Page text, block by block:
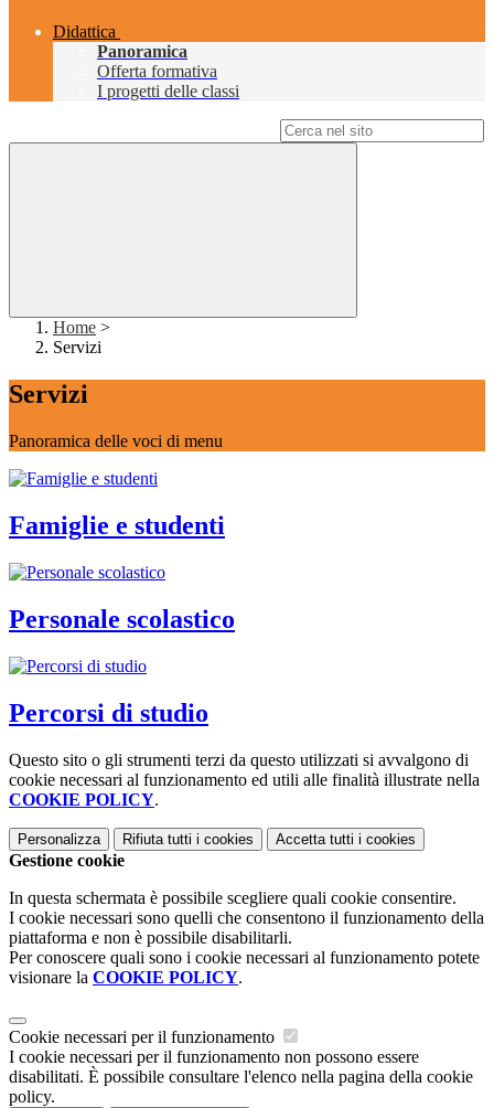
Didattica
Panoramica
Offerta formativa
I progetti delle classi
Home >
Servizi
Servizi
Panoramica delle voci di menu
Famiglie e studenti
Personale scolastico
Percorsi di studio
Questo sito o gli strumenti terzi da questo utilizzati si avvalgono di
cookie necessari al funzionamento ed utili alle finalità illustrate nella
COOKIE POLICY.
Personalizza Rifiuta tutti i cookies Accetta tutti i cookies
Gestione cookie
In questa schermata è possibile scegliere quali cookie consentire.
I cookie necessari sono quelli che consentono il funzionamento della
piattaforma e non è possibile disabilitarli.
Per conoscere quali sono i cookie necessari al funzionamento potete
visionare la COOKIE POLICY.
Cookie necessari per il funzionamento
I cookie necessari per il funzionamento non possono essere
disabilitati. È possibile consultare l'elenco nella pagina della cookie
policy.